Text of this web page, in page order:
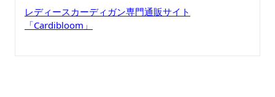
レディースカーディガン専門通販サイト
「Cardibloom」